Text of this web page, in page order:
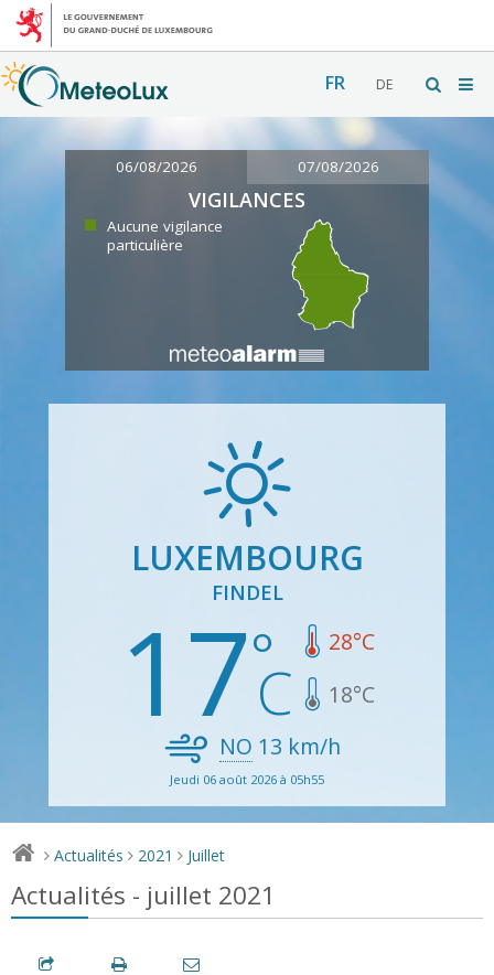
FR DE
06/08/2026 07/08/2026
VIGILANCES
Aucune vigilance
particulière
LUXEMBOURG
FINDEL
17 28°C
18°C
NO 13 km/h
Jeudi 06 août 2026 à 05h55
> Actualités > 2021 > Juillet
Actualités - juillet 2021